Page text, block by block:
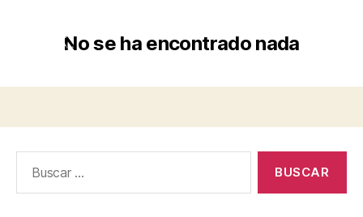
No se ha encontrado nada